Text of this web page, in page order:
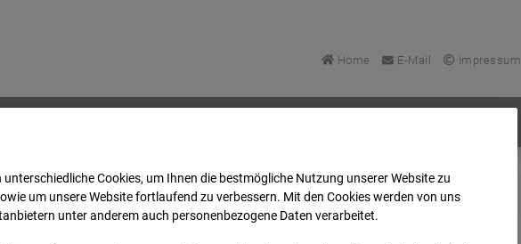
Home E-Mail Impressum
-Cam4 Archiv 2026 07 08 12:15
unterschiedliche Cookies, um Ihnen die best­mögliche Nutzung unserer Website zu
um unsere Website fortlaufend zu verbessern. Mit den Cookies werden von uns
unter anderem auch personenbezogene Daten verarbeitet.